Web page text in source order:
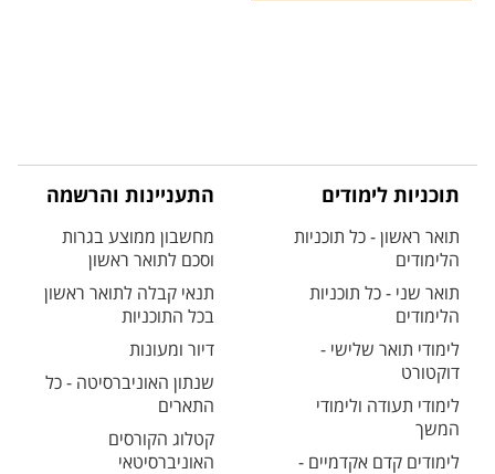
תוכניות לימודים
תואר ראשון - כל תוכניות
הלימודים
תואר שני - כל תוכניות
הלימודים
לימודי תואר שלישי -
דוקטורט
לימודי תעודה ולימודי
המשך
לימודים קדם אקדמיים -
התעניינות והרשמה
מחשבון ממוצע בגרות
וסכם לתואר ראשון
תנאי קבלה לתואר ראשון
בכל התוכניות
דיור ומעונות
שנתון האוניברסיטה - כל
התארים
קטלוג הקורסים
האוניברסיטאי